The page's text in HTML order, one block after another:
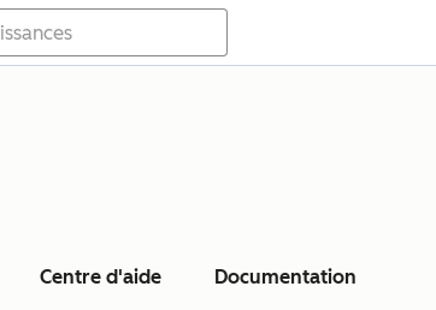
Centre d'aide Documentation